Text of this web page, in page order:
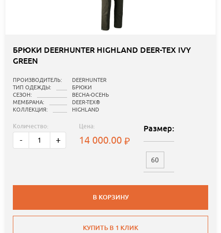
БРЮКИ DEERHUNTER HIGHLAND DEER-TEX IVY
GREEN
ПРОИЗВОДИТЕЛЬ:
DEERHUNTER
ТИП ОДЕЖДЫ:
БРЮКИ
СЕЗОН:
ВЕСНА-ОСЕНЬ
МЕМБРАНА:
DEER-TEX®
КОЛЛЕКЦИЯ:
HIGHLAND
Количество:
- +
Цена:
14 000.00
Размер:
60
В КОРЗИНУ
КУПИТЬ В 1 КЛИК